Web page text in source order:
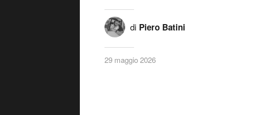
di Piero Batini
29 maggio 2026